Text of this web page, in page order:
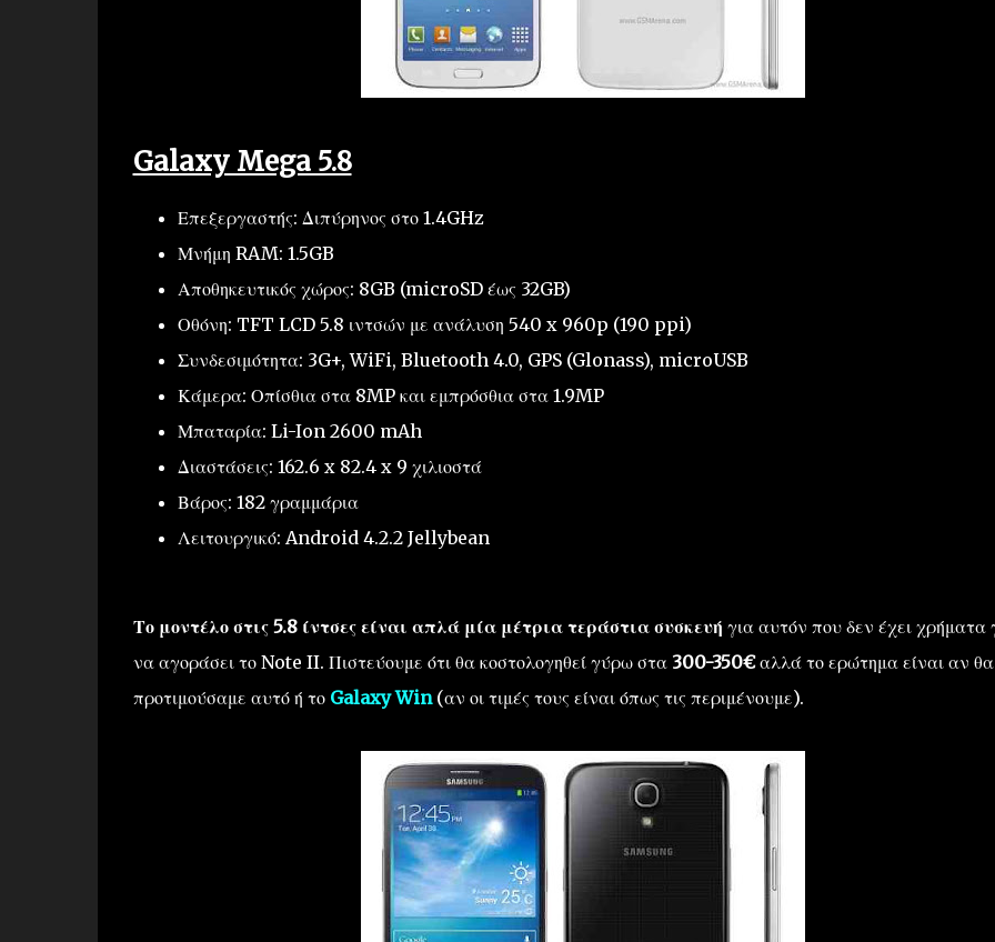
Galaxy Mega 5.8
Επεξεργαστής: Διπύρηνος στο 1.4GHz
Μνήμη RAM: 1.5GB
Αποθηκευτικός χώρος: 8GB (microSD έως 32GB)
Οθόνη: TFT LCD 5.8 ιντσών με ανάλυση 540 x 960p (190 ppi)
Συνδεσιμότητα: 3G+, WiFi, Bluetooth 4.0, GPS (Glonass), microUSB
Κάμερα: Οπίσθια στα 8MP και εμπρόσθια στα 1.9MP
Μπαταρία: Li-Ion 2600 mAh
Διαστάσεις: 162.6 x 82.4 x 9 χιλιοστά
Βάρος: 182 γραμμάρια
Λειτουργικό: Android 4.2.2 Jellybean
Το μοντέλο στις 5.8 ίντσες είναι απλά μία μέτρια τεράστια συσκευή για αυτόν που δεν έχει χρήματα
να αγοράσει το Note II. Πιστεύουμε ότι θα κοστολογηθεί γύρω στα 300-350€αλλά το ερώτημα είναι αν θα
προτιμούσαμε αυτό ή το Galaxy Win(αν οι τιμές τους είναι όπως τις περιμένουμε).